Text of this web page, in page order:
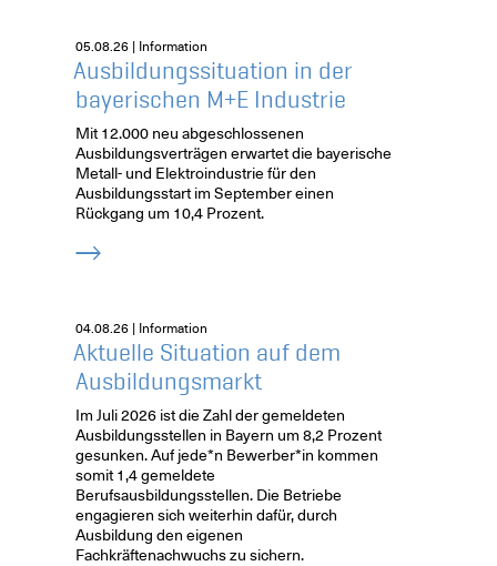
05.08.26 | Information
Ausbildungssituation in der
bayerischen M+E Industrie
Mit 12.000 neu abgeschlossenen
Ausbildungsverträgen erwartet die bayerische
Metall- und Elektroindustrie für den
Ausbildungsstart im September einen
Rückgang um 10,4 Prozent.
04.08.26 | Information
Aktuelle Situation auf dem
Ausbildungsmarkt
Im Juli 2026 ist die Zahl der gemeldeten
Ausbildungsstellen in Bayern um 8,2 Prozent
gesunken. Auf jede*n Bewerber*in kommen
somit 1,4 gemeldete
Berufsausbildungsstellen. Die Betriebe
engagieren sich weiterhin dafür, durch
Ausbildung den eigenen
Fachkräftenachwuchs zu sichern.